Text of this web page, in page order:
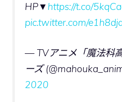
HP▼ https://t.co/
pic.twitter.com/
— TVアニメ「魔法科
ーズ
2020